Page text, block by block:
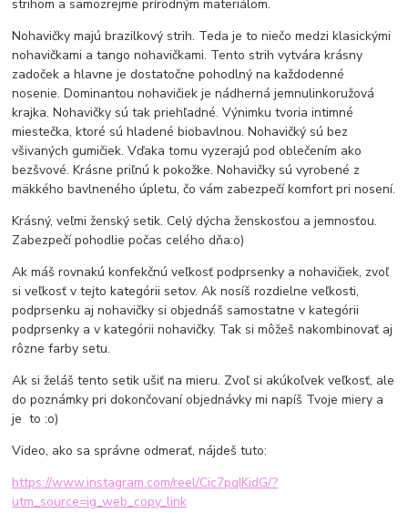
strihom a samozrejme prírodným materiálom.
Nohavičky majú brazilkový strih. Teda je to niečo medzi klasickými
nohavičkami a tango nohavičkami. Tento strih vytvára krásny
zadoček a hlavne je dostatočne pohodlný na každodenné
nosenie. Dominantou nohavičiek je nádherná jemnulinkoružová
krajka. Nohavičky sú tak priehľadné. Výnimku tvoria intimné
miestečka, ktoré sú hladené biobavlnou. Nohavičký sú bez
všivaných gumičiek. Vďaka tomu vyzerajú pod oblečením ako
bezšvové. Krásne priľnú k pokožke. Nohavičky sú vyrobené z
mäkkého bavlneného úpletu, čo vám zabezpečí komfort pri nosení.
Krásný, veľmi ženský setik. Celý dýcha ženskosťou a jemnosťou.
Zabezpečí pohodlie počas celého dňa:o)
Ak máš rovnakú konfekčnú veľkosť podprsenky a nohavičiek, zvoľ
si veľkosť v tejto kategórii setov. Ak nosíš rozdielne veľkosti,
podprsenku aj nohavičky si objednáš samostatne v kategórii
podprsenky a v kategórii nohavičky. Tak si môžeš nakombinovať aj
rôzne farby setu.
Ak si želáš tento setik ušiť na mieru. Zvoľ si akúkoľvek veľkosť, ale
do poznámky pri dokončovaní objednávky mi napíš Tvoje miery a
je to :o)
Video, ako sa správne odmerať, nájdeš tuto:
https://www.instagram.com/reel/Cic7pqIKidG/?
utm_source=ig_web_copy_link